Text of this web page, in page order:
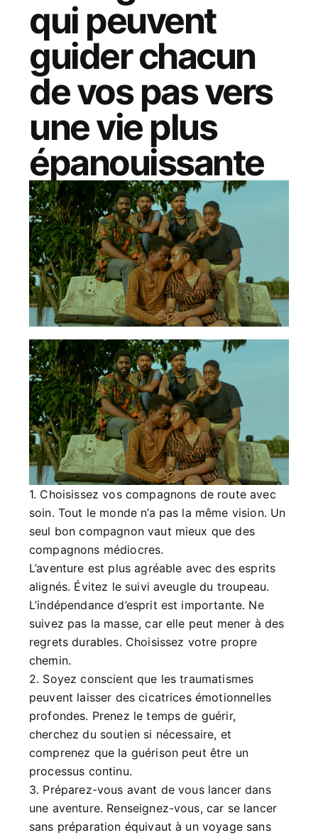
qui peuvent
guider chacun
de vos pas vers
une vie plus
épanouissante
1. Choisissez vos compagnons de route avec
soin. Tout le monde n’a pas la même vision. Un
seul bon compagnon vaut mieux que des
compagnons médiocres.
L’aventure est plus agréable avec des esprits
alignés. Évitez le suivi aveugle du troupeau.
L’indépendance d’esprit est importante. Ne
suivez pas la masse, car elle peut mener à des
regrets durables. Choisissez votre propre
chemin.
2. Soyez conscient que les traumatismes
peuvent laisser des cicatrices émotionnelles
profondes. Prenez le temps de guérir,
cherchez du soutien si nécessaire, et
comprenez que la guérison peut être un
processus continu.
3. Préparez-vous avant de vous lancer dans
une aventure. Renseignez-vous, car se lancer
sans préparation équivaut à un voyage sans